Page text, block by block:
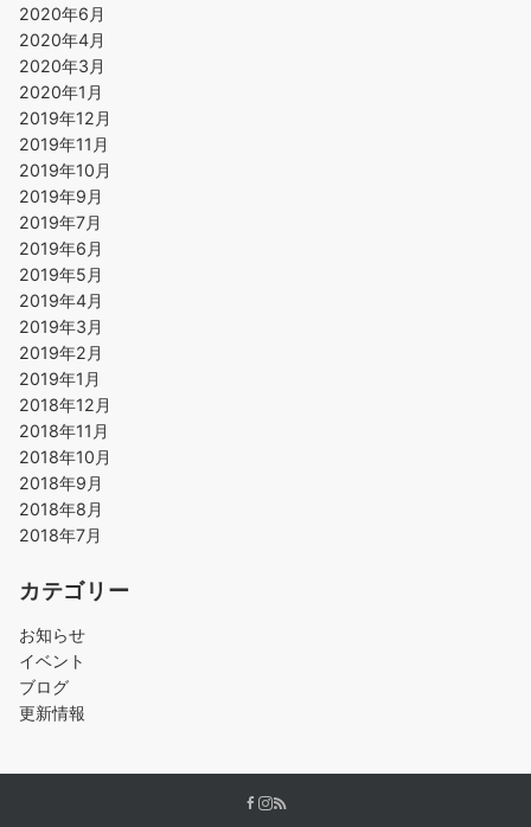
2020年6月
2020年4月
2020年3月
2020年1月
2019年12月
2019年11月
2019年10月
2019年9月
2019年7月
2019年6月
2019年5月
2019年4月
2019年3月
2019年2月
2019年1月
2018年12月
2018年11月
2018年10月
2018年9月
2018年8月
2018年7月
カテゴリー
お知らせ
イベント
ブログ
更新情報